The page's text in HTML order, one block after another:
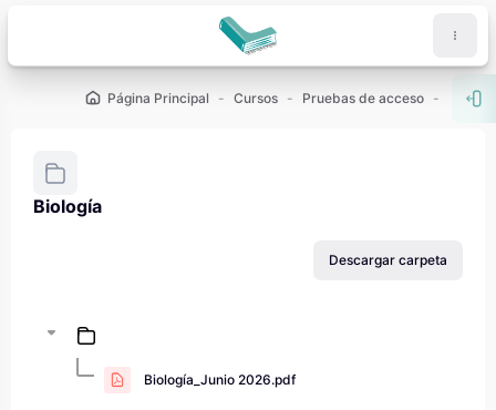
Página Principal Cursos Pruebas de acceso PAU -
Biología
Descargar carpeta
Biología_Junio 2026.pdf